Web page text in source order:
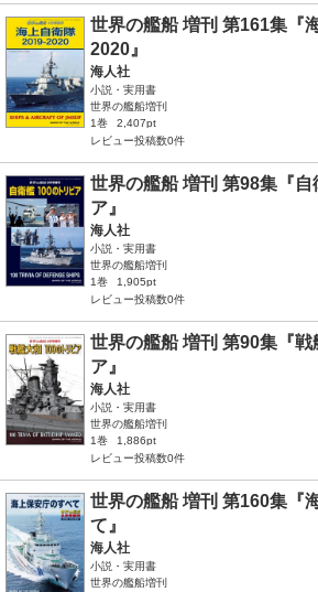
世界の艦船 増刊 第161集『
2020』
海人社
小説・実用書
世界の艦船増刊
1巻
2,407pt
レビュー投稿数0件
世界の艦船 増刊 第98集『
ア』
海人社
小説・実用書
世界の艦船増刊
1巻
1,905pt
レビュー投稿数0件
世界の艦船 増刊 第90集『
ア』
海人社
小説・実用書
世界の艦船増刊
1巻
1,886pt
レビュー投稿数0件
世界の艦船 増刊 第160集『
て』
海人社
小説・実用書
世界の艦船増刊